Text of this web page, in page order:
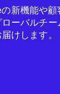
新機能や
ーバルチ
けします。